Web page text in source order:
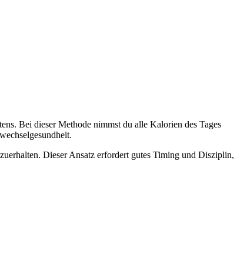
Bei dieser Methode nimmst du alle Kalorien des Tages
Dieser Ansatz erfordert gutes Timing und Disziplin,